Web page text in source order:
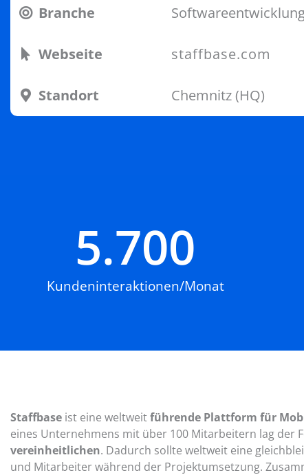
Branche
Webseite staffbase.com
Standort Chemnitz (HQ)
Kundeninteraktionen/Monat
5.700
Staffbase ist eine weltweitführende Plattform für
eines Unternehmens mit über 100 Mitarbeitern lag der
vereinheitlichen. Dadurch sollte weltweit eine
und Mitarbeiter während der Projektumsetzung.